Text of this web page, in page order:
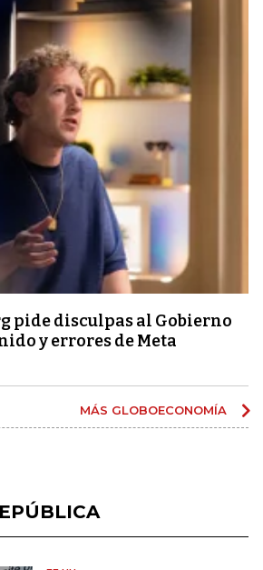
pide disculpas al Gobierno
y errores de Meta
MÁS GLOBOECONOMÍA